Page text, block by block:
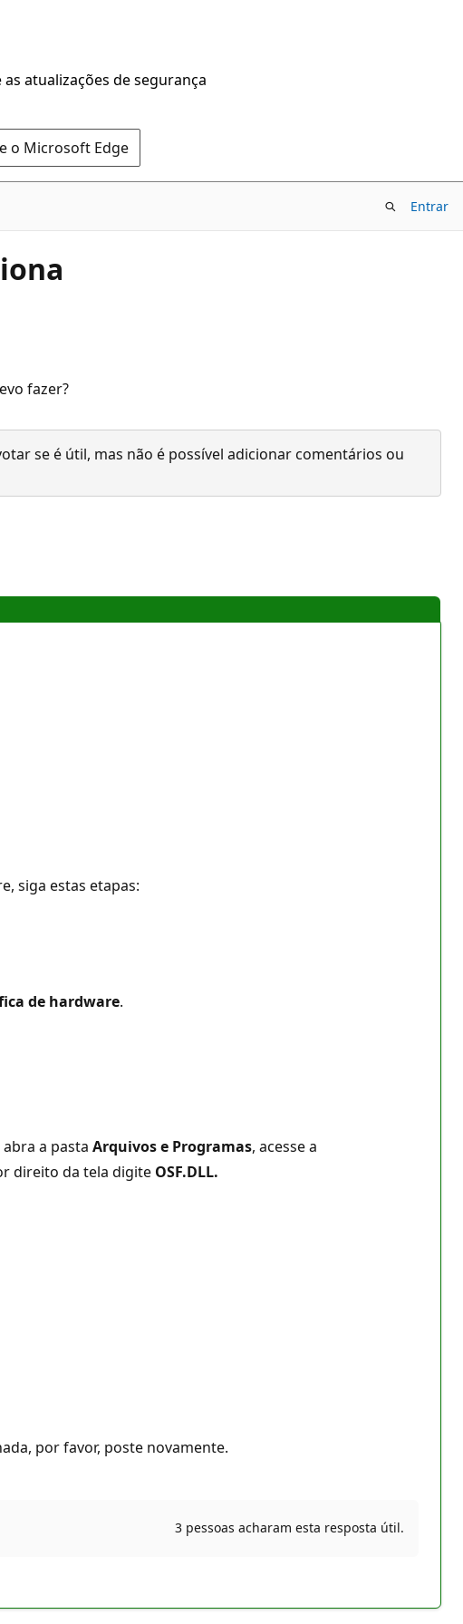
atualizações de segurança
o Microsoft Edge
Entrar
fazer?
se é útil, mas não é possível adicionar comentários ou
siga estas etapas:
de hardware.
a pasta Arquivos e Programas, acesse a
direito da tela digite OSF.DLL.
por favor, poste novamente.
3 pessoas acharam esta resposta útil.